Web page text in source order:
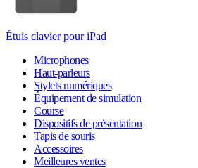
Étuis clavier pour iPad
Microphones
Haut-parleurs
Stylets numériques
Équipement de simulation
Course
Dispositifs de présentation
Tapis de souris
Accessoires
Meilleures ventes